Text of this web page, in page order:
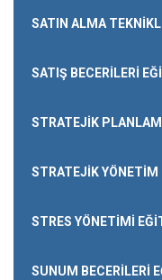
SATIN ALMA
SATIŞ BECERILERI
STRATEJIK
STRATEJIK
STRES YÖNETIMI
SUNUM BECERILERI